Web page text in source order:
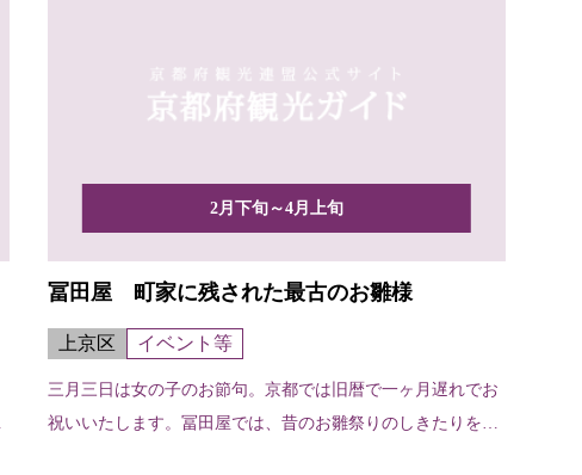
2月下旬～4月上旬
冨田屋 町家に残された最古のお雛様
上京区 イベント等
三月三日は女の子のお節句。京都では旧暦で一ヶ月遅れでお
祝いいたします。冨田屋では、昔のお雛祭りのしきたりを復